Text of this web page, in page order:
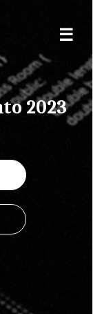
2023